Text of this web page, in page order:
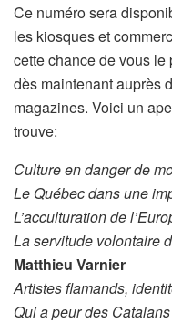
Ce numéro sera
les kiosques et
cette chance de vous le
dès maintenant auprès
magazines. Voici un
trouve:
Culture en danger de
Le Québec dans une
L’acculturation de
La servitude volontaire
Matthieu Varnier
Artistes flamands,
Qui a peur des